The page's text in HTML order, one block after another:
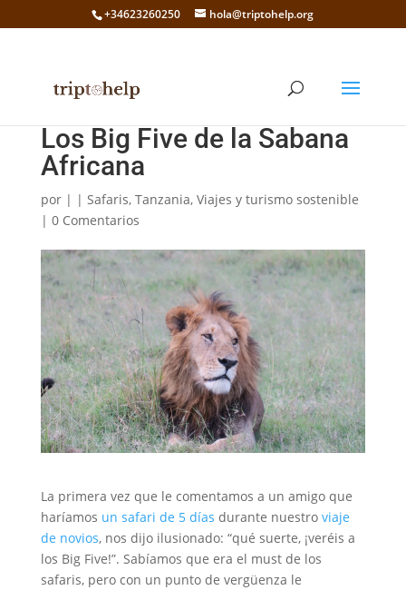
+34623260250 hola@triptohelp.org
Los Big Five de la Sabana
Africana
por | | Safaris, Tanzania, Viajes y turismo sostenible
| 0 Comentarios
La primera vez que le comentamos a un amigo que
haríamos un safari de 5 días durante nuestro viaje
de novios, nos dijo ilusionado: “qué suerte, ¡veréis a
los Big Five!”. Sabíamos que era el must de los
safaris, pero con un punto de vergüenza le